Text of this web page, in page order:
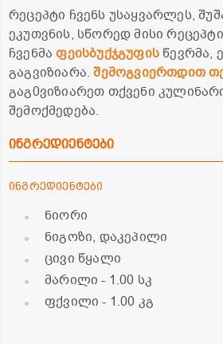
რეცეპტი ჩვენს უსაყვარლეს,
ეკუთვნის, სწორედ მისი
ჩვენმაფეისბუქჯგუფის წევრმა,
გაგვიზიარა. შემოგვიერთდით
გაგ0ვიზიარეთ თქვენი
შემოქმედება.
ინგრედიენტები
ინგრედიენტები
ნიორი
ნიგოზი, დაკეპილი
ცივი წყალი
მარილი- 1.00 სკ
ფქვილი- 1.00 კგ